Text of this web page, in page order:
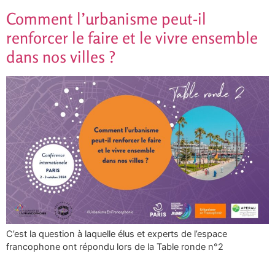
Comment l’urbanisme peut-il
renforcer le faire et le vivre ensemble
dans nos villes ?
C’est la question à laquelle élus et experts de l’espace
francophone ont répondu lors de la Table ronde n°2